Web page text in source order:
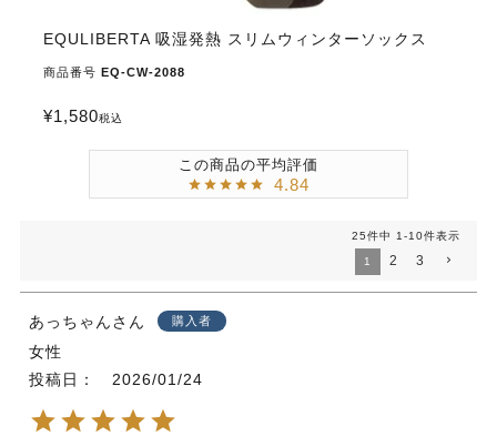
EQULIBERTA 吸湿発熱 スリムウィンターソックス
商品番号 EQ-CW-2088
¥1,580税込
4.84
25件中 1-10件表示
1 2 3
あっちゃん 購入者
女性
投稿日
2026/01/24